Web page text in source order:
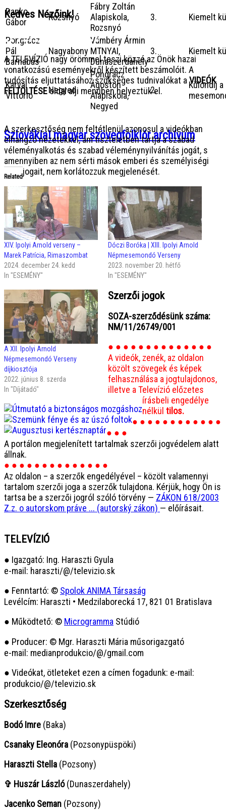
Danko
Gábor
Rozsnyó
Fábry Zoltán
Alapiskola,
Rozsnyó
3. Kiemelt
Pongrácz
Pál
Barnabás
Nagyabony
Vámbéry Ármin
MTNYAI,
Dunaszerdahely
3. Kiemelt
Karvai
Vittorio
Negyed
Pongrácz
Ágoston
Alapiskola,
Negyed
2.
Különdíj
Szlovákiai magyar szövegfolklór archívum
Related
XIV. Ipolyi Arnold verseny –
Marek Patrícia, Rimaszombat
2024. december 24. kedd
In "ESEMÉNY"
Dóczi Boróka | XIII. Ipolyi Arnold
Népmesemondó Verseny
2023. november 20. hétfő
In "ESEMÉNY"
A XII. Ipolyi Arnold
Népmesemondó Verseny
díjkiosztója
2022. június 8. szerda
In "Díjátadó"
Kedves Nézőink!
● ● ● ● ● ● ● ● ● ● ● ● ● ● ● ●
A TELEVÍZIÓ nagy örömmel teszi közzé az Önök hazai
vonatkozású eseményekről készített beszámolóit. A
tudósítás eljuttatásához szükséges tudnivalókat a VIDEÓK
FELTÖLTÉSEoldal alji menüben helyeztük el.
● ● ● ● ● ● ● ● ● ● ● ● ● ● ● ●
A szerkesztőség nem feltétlenül azonosul a videókban
elhangzó nézetekkel, ám tiszteletben tartja a szabad
véleményalkotás és szabad véleménynyilvánítás jogát, s
amennyiben az nem sérti mások emberi és személyiségi
jogait, nem korlátozzuk megjelenését.
Szerzői jogok
SOZA-szerződésünk száma:
NM/11/26749/001
● ● ● ● ● ● ● ● ● ● ● ● ● ●
A videók, zenék, az oldalon
közölt szövegek és képek
felhasználása a jogtulajdonos,
illetve a Televízió előzetes
írásbeli engedélye
nélkül tilos.
● ● ● ● ● ● ● ● ● ● ● ●
● ● ●
A portálon megjelenített tartalmak szerzői jogvédelem alatt
állnak.
● ● ● ● ● ● ● ● ● ● ● ● ● ●
Az oldalon – a szerzők engedélyével – közölt valamennyi
tartalom szerzői joga a szerzők tulajdona. Kérjük, hogy Ön is
tartsa be a szerzői jogról szóló törvény — ZÁKON 618/2003
Z.z. o autorskom práve ... (autorský zákon) — előírásait.
TELEVÍZIÓ
● Igazgató: Ing. Haraszti Gyula
e-mail: haraszti/@/televizio.sk
● Fenntartó: © Spolok ANIMA Társaság
Levélcím: Haraszti • Medzilaborecká 17, 821 01 Bratislava
● Működtető: © Microgramma Stúdió
● Producer: © Mgr. Haraszti Mária műsorigazgató
e-mail: medianprodukcio/@/gmail.com
● Videókat, ötleteket ezen a címen fogadunk: e-mail:
produkcio/@/televizio.sk
Szerkesztőség
Bodó Imre (Baka)
Csanaky Eleonóra (Pozsonypüspöki)
Haraszti Stella (Pozsony)
✞ Huszár László(Dunaszerdahely)
Jacenko Seman (Pozsony)